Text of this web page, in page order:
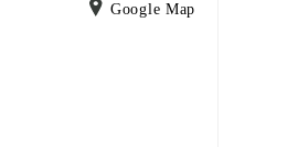
Google Map